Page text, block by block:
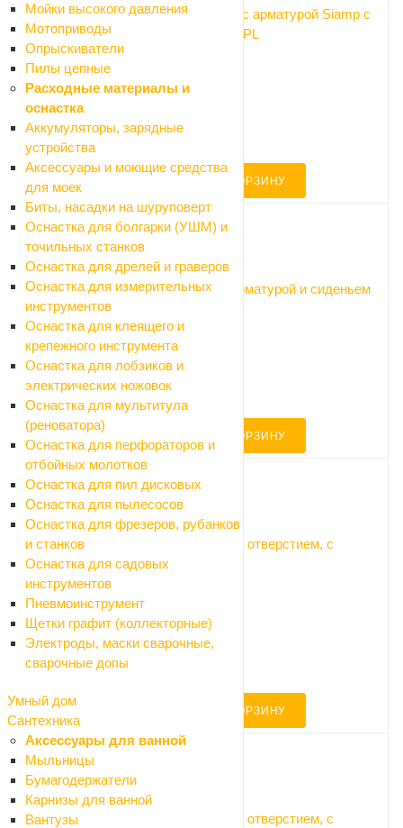
Мойки высокого давления
Мотоприводы
Опрыскиватели
Пилы цепные
Расходные материалы и
оснастка
Аккумуляторы, зарядные
устройства
Аксессуары и моющие средства
для моек
Биты, насадки на шуруповерт
Оснастка для болгарки (УШМ) и
точильных станков
Оснастка для дрелей и граверов
Оснастка для измерительных
инструментов
Оснастка для клеящего и
крепежного инструмента
Оснастка для лобзиков и
электрических ножовок
Оснастка для мультитула
(реноватора)
Оснастка для перфораторов и
отбойных молотков
Оснастка для пил дисковых
Оснастка для пылесосов
Оснастка для фрезеров, рубанков
и станков
Оснастка для садовых
инструментов
Пневмоинструмент
Щетки графит (коллекторные)
Электроды, маски сварочные,
сварочные допы
Умный дом
Сантехника
Аксессуары для ванной
Мыльницы
Бумагодержатели
Карнизы для ванной
Вантузы
Унитаз с бачком Santek АНИМО 67* с арматурой Siamp с
двойным спуском и сиденьем DUROPL
Много
Арт.: 1.WH30.2.132
9 540 ₽
10 600 ₽
-10%
Экономия 1060 ₽
В КОРЗИНУ
Код: 041469
Унитаз с бачком Santek ЛИГА 67 с арматурой и сиденьем
Много
Арт.: 1.WH30.2.197
7 650 ₽
8 500 ₽
-10%
Экономия 850 ₽
В КОРЗИНУ
Код: 107934
Умывальник Santek 60*45см Анимо с отверстием, с
постаментом
Много
Арт.: комплект (Анимо 60)
4 950 ₽
5 500 ₽
-10%
В КОРЗИНУ
Код: 107933
Умывальник Santek 50*45см Анимо с отверстием, с